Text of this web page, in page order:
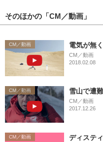
そのほかの「CM／動画」
CM／動画 電気が無
CM／動画
2018.02.08
CM／動画 雪山で遭
CM／動画
2017.12.26
CM／動画 ディステ